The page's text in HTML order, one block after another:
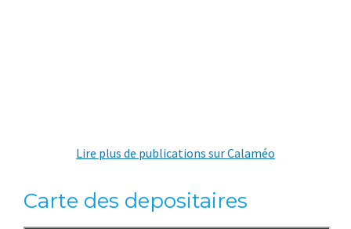
Lire plus de publications sur Calaméo
Carte des depositaires